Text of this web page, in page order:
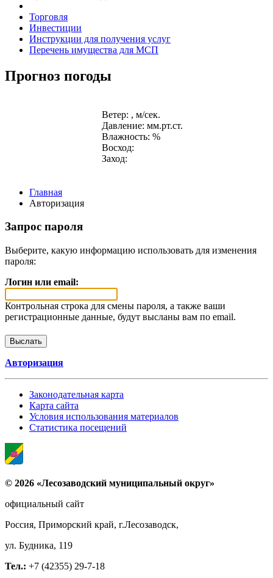
Торговля
Инвестиции
Инструкции для получения услуг
Перечень имущества для МСП
Прогноз погоды
Ветер: , м/сек.
Давление: мм.рт.ст.
Влажность: %
Восход:
Заход:
Главная
Авторизация
Запрос пароля
Выберите, какую информацию использовать для изменения
пароля:
Логин или email:
Контрольная строка для смены пароля, а также ваши
регистрационные данные, будут высланы вам по email.
Авторизация
Законодательная карта
Карта сайта
Условия использования материалов
Статистика посещений
© 2026 «Лесозаводский муниципальный округ»
официальный сайт
Россия, Приморский край, г.Лесозаводск,
ул. Будника, 119
Тел.: +7 (42355) 29-7-18